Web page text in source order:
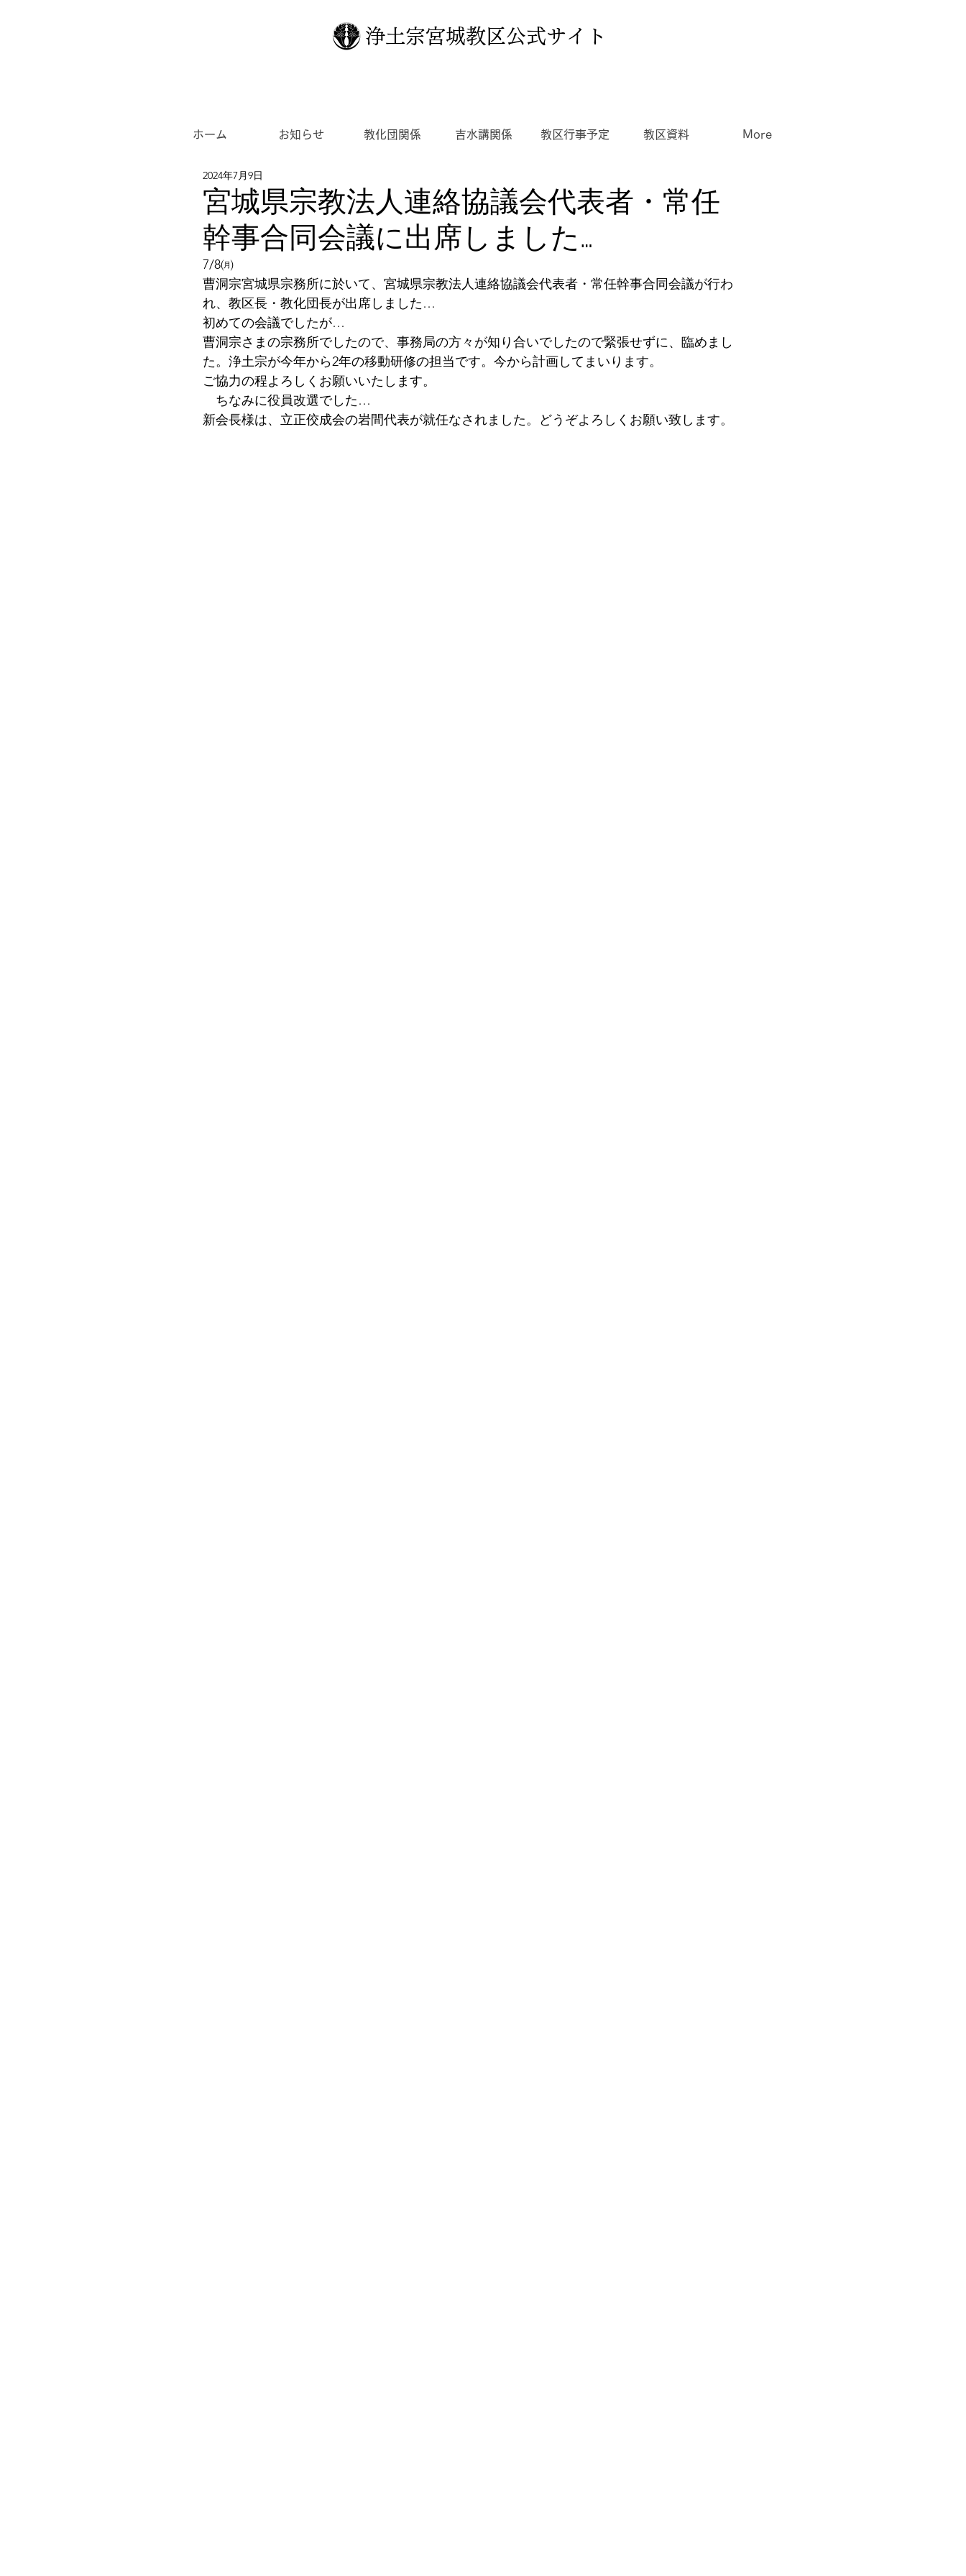
浄土宗宮城教区公式サイト
ホーム お知らせ 教化団関係 吉水講関係 教区行事予定 教区資料 More
宮城県宗教法人連絡協議会代表者・常任
幹事合同会議に出席しました…
2024年7月9日
7/8㈪
曹洞宗宮城県宗務所に於いて、宮城県宗教法人連絡協議会代表者・常任幹事合同会議が行わ
れ、教区長・教化団長が出席しました…
初めての会議でしたが…
曹洞宗さまの宗務所でしたので、事務局の方々が知り合いでしたので緊張せずに、臨めまし
た。浄土宗が今年から2年の移動研修の担当です。今から計画してまいります。
ご協力の程よろしくお願いいたします。
ちなみに役員改選でした…
新会長様は、立正佼成会の岩間代表が就任なされました。どうぞよろしくお願い致します。